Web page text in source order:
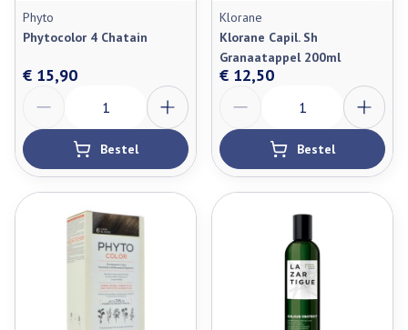
Phyto
Phytocolor 4 Chatain
€ 15,90
Bestel
Klorane
Klorane Capil. Sh
Granaatappel 200ml
€ 12,50
Bestel